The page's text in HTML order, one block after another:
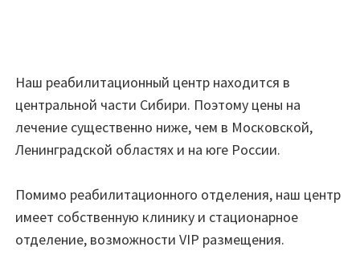
Наш реабилитационный центр находится в
центральной части Сибири. Поэтому цены на
лечение существенно ниже, чем в Московской,
Ленинградской областях и на юге России.
Помимо реабилитационного отделения, наш центр
имеет собственную клинику и стационарное
отделение, возможности VIP размещения.